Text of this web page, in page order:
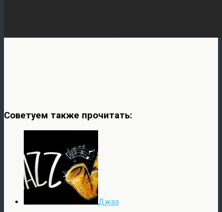
Советуем также прочитать:
Джаз